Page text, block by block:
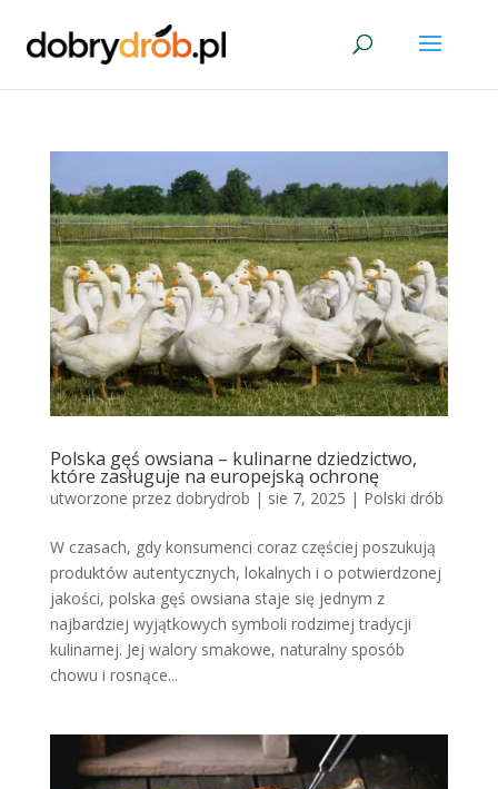
Polska gęś owsiana – kulinarne dziedzictwo,
które zasługuje na europejską ochronę
utworzone przez dobrydrob | sie 7, 2025 | Polski drób
W czasach, gdy konsumenci coraz częściej poszukują
produktów autentycznych, lokalnych i o potwierdzonej
jakości, polska gęś owsiana staje się jednym z
najbardziej wyjątkowych symboli rodzimej tradycji
kulinarnej. Jej walory smakowe, naturalny sposób
chowu i rosnące...